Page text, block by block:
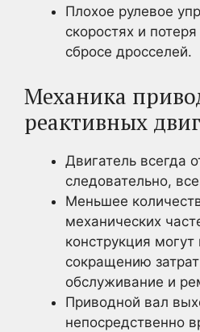
Плохое рулевое
скоростях и
сбросе дросселей.
Механика
реактивных
Двигатель всегда
следовательно,
Меньшее
механических
конструкция могут
сокращению
обслуживание и
Приводной вал
непосредственно